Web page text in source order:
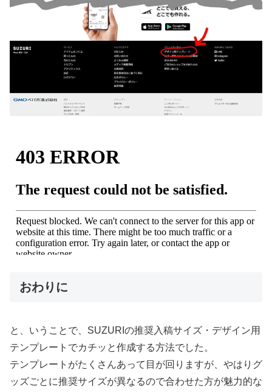
おわりに
と、いうことで、SUZURIの推奨入稿サイズ・デザイン用
テンプレートでカチッと作成する方法でした。
テンプレートがたくさんあって目が回りますが、やはりグ
ッズごとに推奨サイズが異なるので合わせた方が魅力的な